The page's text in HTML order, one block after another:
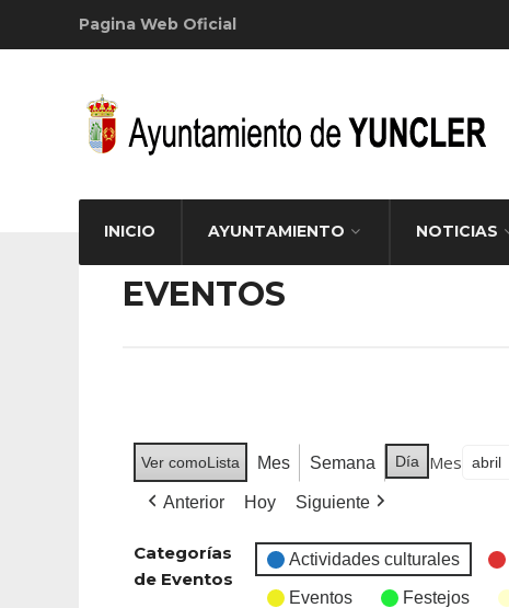
Pagina Web Oficial
INICIO AYUNTAMIENTO NOTICIAS
EVENTOS
Ver comoLista Mes Semana Día Mes
Anterior Hoy Siguiente
Categorías
de Eventos
Actividades culturales
Eventos Festejos